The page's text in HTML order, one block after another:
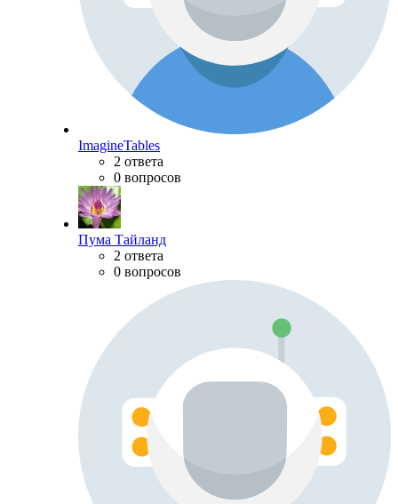
ImagineTables
2 ответа
0 вопросов
Пума Тайланд
2 ответа
0 вопросов